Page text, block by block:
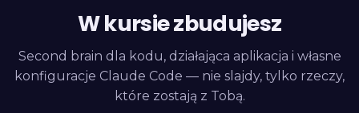
W kursie zbudujesz
Second brain dla kodu, działająca aplikacja i własne
konfiguracje Claude Code — nie slajdy, tylko rzeczy,
które zostają z Tobą.